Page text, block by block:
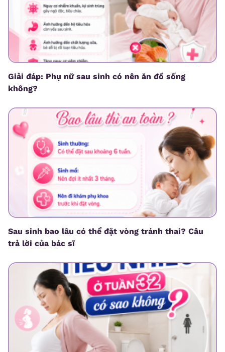
Giải đáp: Phụ nữ sau sinh có nên ăn đồ sống
không?
Sau sinh bao lâu có thể đặt vòng tránh thai? Câu
trả lời của bác sĩ